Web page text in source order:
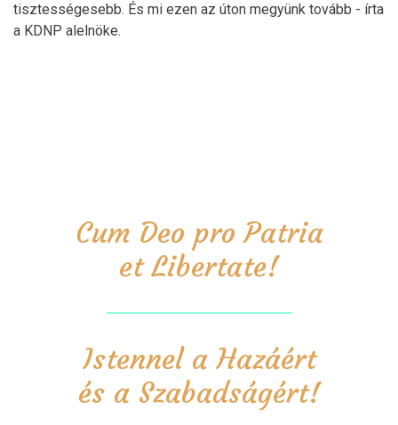
tisztességesebb. És mi ezen az úton megyünk tovább - írta
a KDNP alelnöke.
Cum Deo pro Patria
et Libertate!
Istennel a Hazáért
és a Szabadságért!